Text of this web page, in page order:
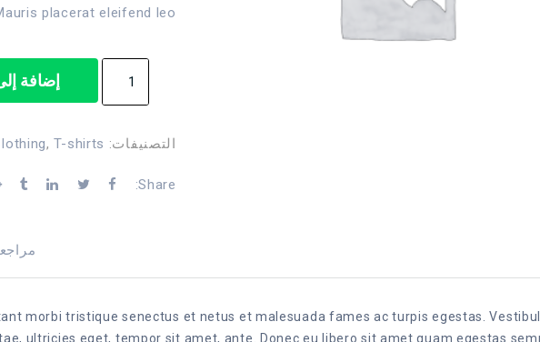
placerat eleifend leo.
Premium
إضافة
التصنيفات: ,T-shirts
Share:
morbi tristique senectus et netus et malesuada fames ac turpis egestas.
ultricies eget, tempor sit amet, ante. Donec eu libero sit amet quam egestas